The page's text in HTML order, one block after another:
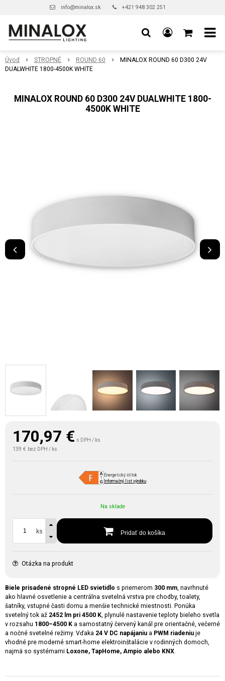
info@minalox.sk +421 948 302 251
Úvod STROPNÉ ROUND 60
MINALOX ROUND 60 D300 24V
DUALWHITE 1800-4500K WHITE
MINALOX ROUND 60 D300 24V DUALWHITE 1800-
4500K WHITE
170,97 € s DPH / ks
139 € bez DPH / ks
Energetický štítok
Informačný list výrobku
Na sklade
ks Pridať do košíka
Otázka na produkt
Biele prisadené stropné LED svietidlo s priemerom 300 mm, navrhnuté
ako hlavné osvetlenie a centrálna svetelná vrstva pre chodby, toalety,
šatníky, vstupné časti domu a menšie technické miestnosti. Ponúka
svetelný tok až 2452 lm pri 4500 K, plynulé nastavenie teploty bieleho svetla
v rozsahu 1800–4500 K a samostatný červený kanál pre orientačné, večerné
a nočné svetelné režimy. Vďaka 24 V DC napájaniu a PWM riadeniu je
vhodné pre moderné smart-home elektroinštalácie v rodinných domoch,
najmä so systémami Loxone, TapHome, Ampio alebo KNX.